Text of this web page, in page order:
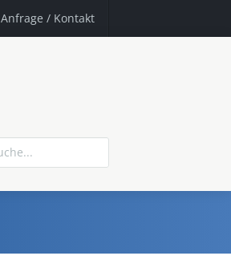
Anfrage / Kontakt